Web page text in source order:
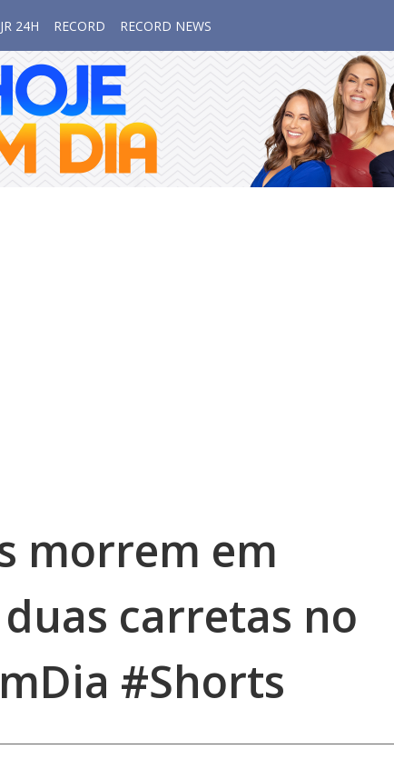
JR 24H RECORD RECORD NEWS
morrem em
carretas no
#Shorts